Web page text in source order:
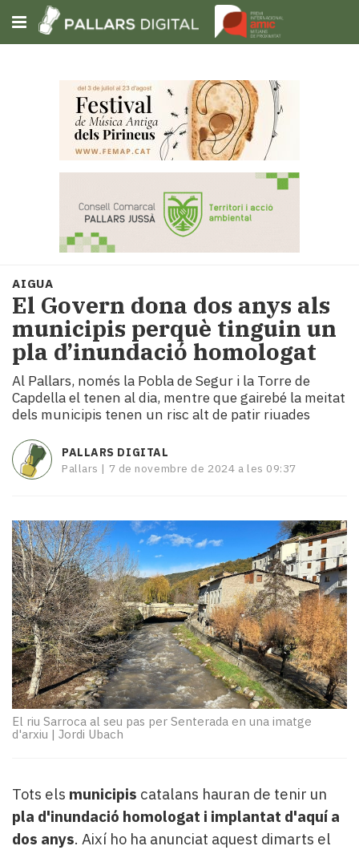
Subscriu-t'hi
Portada
Societat
Política
i
municipis
Economia
turisme
Cultura
Mai
tant!
TV
mitjans
El
temps
Reportatges
Entrevistes
Enquestes
A
escena!
Dis
la
teva!
Subscriptors
La
Pallars
Contingut
patrocinat
AIGUA
El Govern dona dos anys als
municipis perquè tinguin un
pla d’inundació homologat
Al Pallars, només la Pobla de Segur i la Torre de
Capdella el tenen al dia, mentre que gairebé la meitat
dels municipis tenen un risc alt de patir riuades
PALLARS DIGITAL
Pallars | 7 de novembre de 2024 a les 09:37
El riu Sarroca al seu pas per Senterada en una imatge
d'arxiu | Jordi Ubach
Tots els municipis catalans hauran de tenir un
pla d'inundació homologat i implantat d'aquí a
dos anys. Així ho ha anunciat aquest dimarts el